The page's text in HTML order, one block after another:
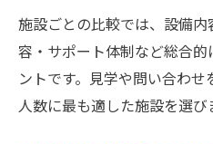
施設ごとの比較では、設備
容・サポート体制など総合
ントです。見学や問い合わ
人数に最も適した施設を選び